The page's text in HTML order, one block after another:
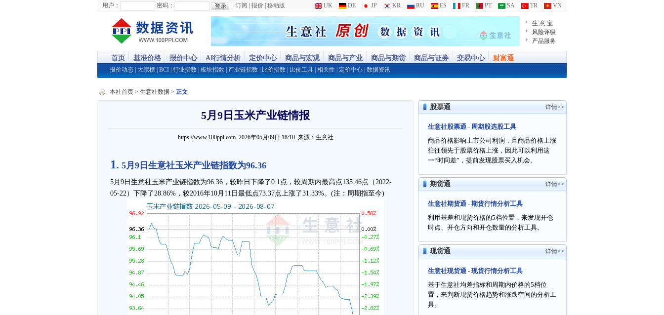
用户： 密码： 订阅 报价 移动版 UK DE JP KR RU ES FR PT SA TR VN
生 意 宝
风险评级
产品服务
首页 基准价格 报价中心 AI行情分析 定价中心 商品与宏观 商品与产业 商品与期货 商品与证券 交易中心 财富通
报价动态 大宗榜 BCI 行业指数 板块指数 产业链指数 比价指数 比价工具 相关性 定价中心 数据资讯
本社首页 > 生意社数据 > 正文
5月9日玉米产业链情报
https://www.100ppi.com 2026年05月09日 18:10 来源：生意社
1. 5月9日生意社玉米产业链指数为96.36
5月9日生意社玉米产业链指数为96.36，较昨日下降了0.1点，较周期内最高点135.46点（2022-
05-22）下降了28.86%，较2016年10月11日最低点73.37点上涨了31.33%。(注：周期指至今)
股票通 详情>>
生意社股票通 - 周期股选股工具
商品价格影响上市公司利润，且商品价格上涨
往往领先于股票价格上涨，因此可以利用这
一“时间差”，提前发现股票买入机会。
期货通 详情>>
生意社期货通 - 期货行情分析工具
利用基差和现货价格的5档位置，来发现开仓
时点、开仓方向和开仓数量的分析工具。
现货通 详情>>
生意社现货通 - 现货行情分析工具
基于生意社均差指标和周期内价格的5档位
置，来判断现货价格趋势和涨跌空间的分析工
具。